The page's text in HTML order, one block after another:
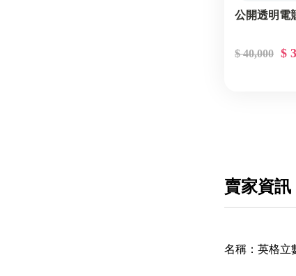
公開透明電
$ 40,000 $
賣家資訊
名稱： 英格立